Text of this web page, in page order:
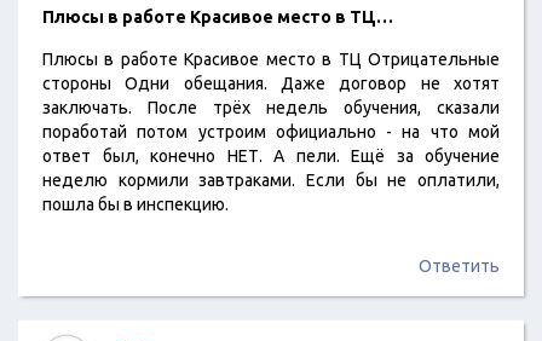
Плюсы в работе Красивое место в ТЦ…
Плюсы в работе Красивое место в ТЦ Отрицательные
стороны Одни обещания. Даже договор не хотят
заключать. После трёх недель обучения, сказали
поработай потом устроим официально - на что мой
ответ был, конечно НЕТ. А пели. Ещё за обучение
неделю кормили завтраками. Если бы не оплатили,
пошла бы в инспекцию.
Ответить